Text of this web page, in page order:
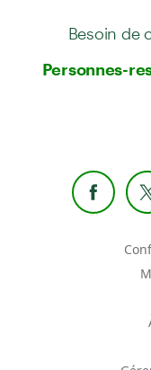
Besoin de
Personnes-